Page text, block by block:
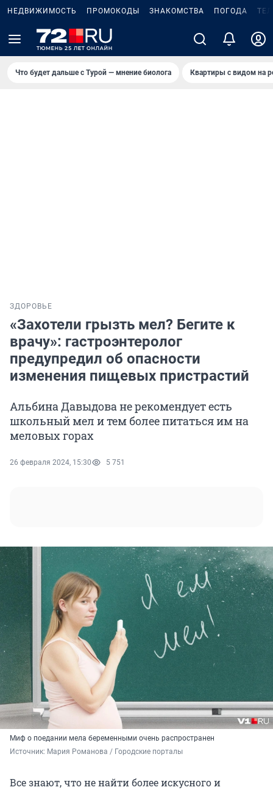
НЕДВИЖИМОСТЬ ПРОМОКОДЫ ЗНАКОМСТВА ПОГОДА
Что будет дальше с Турой — мнение биолога Квартиры с видом на
ЗДОРОВЬЕ
«Захотели грызть мел? Бегите к
врачу»: гастроэнтеролог
предупредил об опасности
изменения пищевых пристрастий
Альбина Давыдова не рекомендует есть
школьный мел и тем более питаться им на
меловых горах
26 февраля 2024, 15:30 5 751
Миф о поедании мела беременными очень распространен
Источник: Мария Романова / Городские порталы
Все знают, что не найти более искусного и